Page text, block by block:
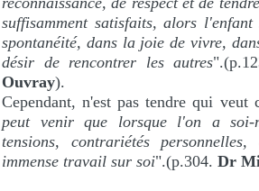
suffisamment satisfaits, alors
spontanéité, dans la joie de vivre,
désir de rencontrer les autres
Ouvray).
Cependant, n'est pas tendre qui veut
peut venir que lorsque l'on a soi-
tensions, contrariétés
immense travail sur soi".(p.304. Dr